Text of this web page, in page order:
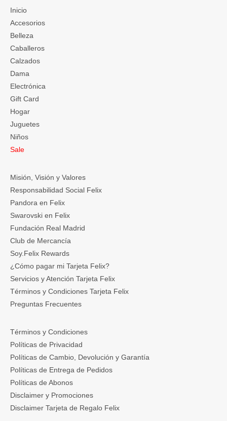
Inicio
Accesorios
Belleza
Caballeros
Calzados
Dama
Electrónica
Gift Card
Hogar
Juguetes
Niños
Sale
Misión, Visión y Valores
Responsabilidad Social Felix
Pandora en Felix
Swarovski en Felix
Fundación Real Madrid
Club de Mercancía
Soy.Felix Rewards
¿Cómo pagar mi Tarjeta Felix?
Servicios y Atención Tarjeta Felix
Términos y Condiciones Tarjeta Felix
Preguntas Frecuentes
Términos y Condiciones
Políticas de Privacidad
Políticas de Cambio, Devolución y Garantía
Políticas de Entrega de Pedidos
Políticas de Abonos
Disclaimer y Promociones
Disclaimer Tarjeta de Regalo Felix